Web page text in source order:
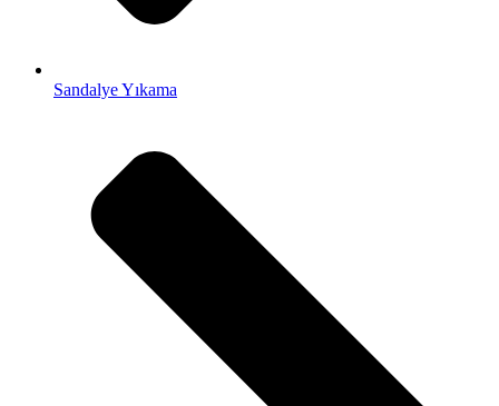
Sandalye Yıkama